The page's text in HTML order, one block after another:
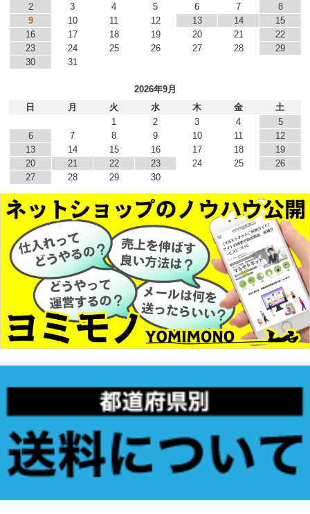
2 3 4 5 6 7
8
9
10 11 12 13 14
15
16
17 18 19 20 21
22
23
24 25 26 27 28
29
30
31
2026年9月
日
月 火 水 木 金
土
1
2 3 4
5
6
7 8 9 10 11
12
13
14 15 16 17 18
19
20
21 22 23 24 25
26
27
28 29 30